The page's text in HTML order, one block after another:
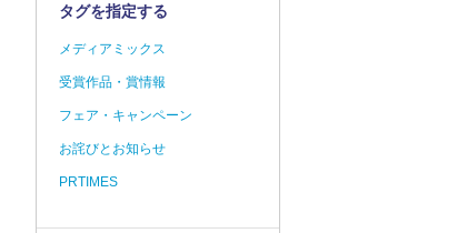
タグを指定する
メディアミックス
受賞作品・賞情報
フェア・キャンペーン
お詫びとお知らせ
PRTIMES